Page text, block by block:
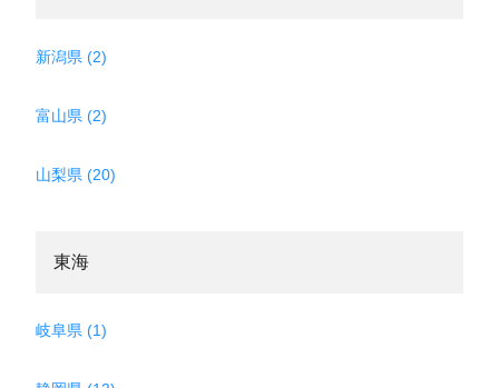
新潟県 (2)
富山県 (2)
山梨県 (20)
東海
岐阜県 (1)